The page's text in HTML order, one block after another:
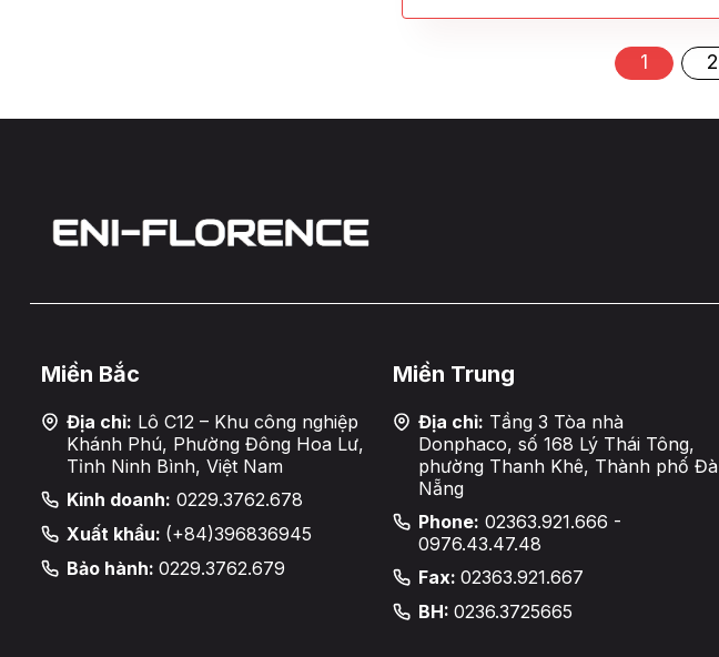
1 2
Miền Bắc
Địa chỉ: Lô C12 – Khu công nghiệp
Khánh Phú, Phường Đông Hoa Lư,
Tỉnh Ninh Bình, Việt Nam
Kinh doanh: 0229.3762.678
Xuất khẩu: (+84)396836945
Bảo hành: 0229.3762.679
Miền Trung
Địa chỉ: Tầng 3 Tòa nhà
Donphaco, số 168 Lý Thái Tông,
phường Thanh Khê, Thành phố Đà
Nẵng
Phone: 02363.921.666 -
0976.43.47.48
Fax:02363.921.667
BH:0236.3725665